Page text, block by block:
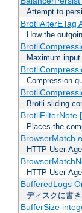
Attempt to
BrotliAlterETag
How the
Maximum
Compression
Brotli sliding
BrotliFilterNote [
Places the
BrowserMatch
HTTP User-
HTTP User-
BufferedLogs
ディスクに書
BufferSize